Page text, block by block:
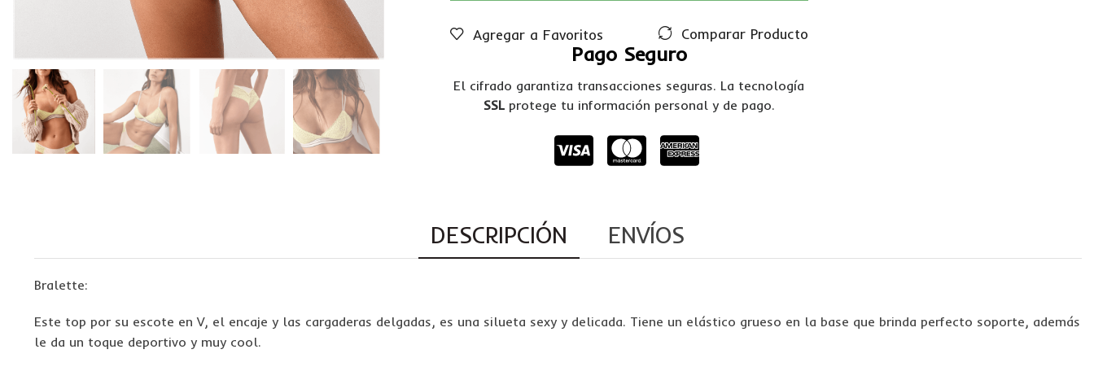
Agregar a Favoritos Comparar Producto
Pago Seguro
El cifrado garantiza transacciones seguras. La tecnología
SSLprotege tu información personal y de pago.
DESCRIPCIÓN ENVÍOS
Bralette:
Este top por su escote en V, el encaje y las cargaderas delgadas, es una silueta sexy y delicada. Tiene un elástico grueso en la base que brinda perfecto soporte, además
le da un toque deportivo y muy cool.